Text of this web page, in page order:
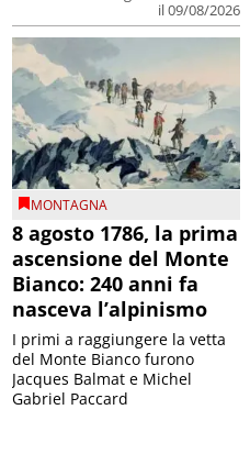
il 09/08/2026
MONTAGNA
8 agosto 1786, la prima
ascensione del Monte
Bianco: 240 anni fa
nasceva l’alpinismo
I primi a raggiungere la vetta
del Monte Bianco furono
Jacques Balmat e Michel
Gabriel Paccard